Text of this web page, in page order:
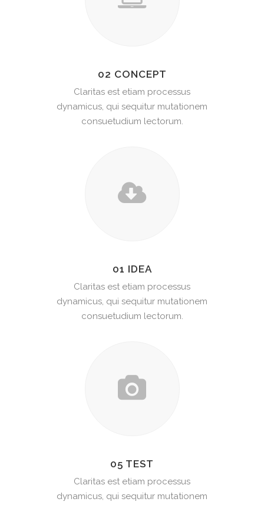
02 CONCEPT
Claritas est etiam processus
dynamicus, qui sequitur mutationem
consuetudium lectorum.
01 IDEA
Claritas est etiam processus
dynamicus, qui sequitur mutationem
consuetudium lectorum.
05 TEST
Claritas est etiam processus
dynamicus, qui sequitur mutationem